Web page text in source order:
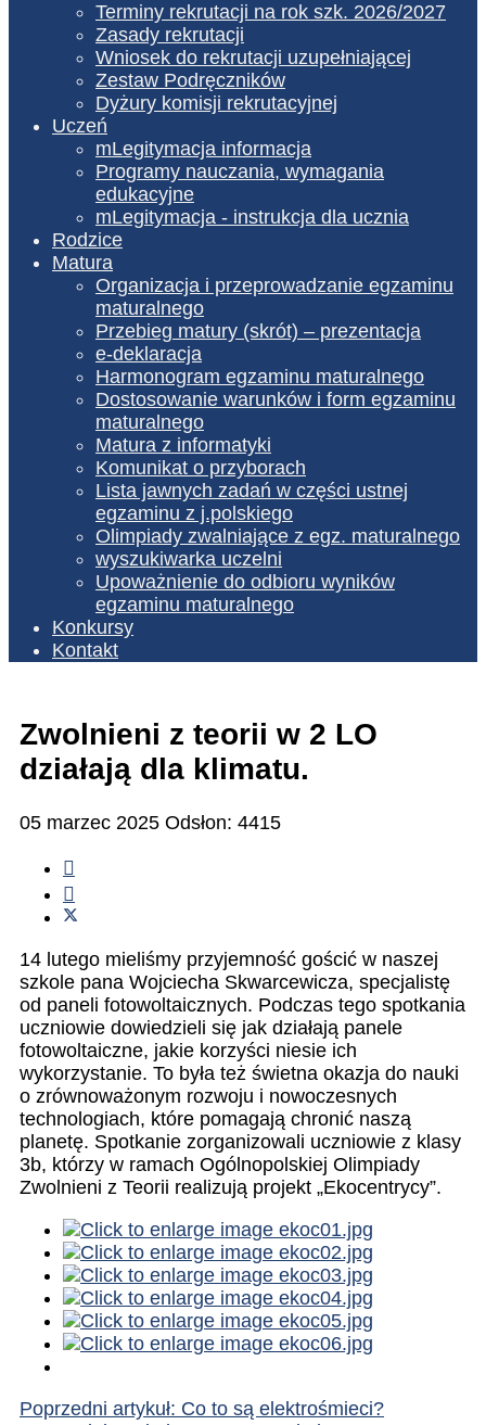
Terminy rekrutacji na rok szk. 2026/2027
Zasady rekrutacji
Wniosek do rekrutacji uzupełniającej
Zestaw Podręczników
Dyżury komisji rekrutacyjnej
Uczeń
mLegitymacja informacja
Programy nauczania, wymagania
edukacyjne
mLegitymacja - instrukcja dla ucznia
Rodzice
Matura
Organizacja i przeprowadzanie egzaminu
maturalnego
Przebieg matury (skrót) – prezentacja
e-deklaracja
Harmonogram egzaminu maturalnego
Dostosowanie warunków i form egzaminu
maturalnego
Matura z informatyki
Komunikat o przyborach
Lista jawnych zadań w części ustnej
egzaminu z j.polskiego
Olimpiady zwalniające z egz. maturalnego
wyszukiwarka uczelni
Upoważnienie do odbioru wyników
egzaminu maturalnego
Konkursy
Kontakt
Zwolnieni z teorii w 2 LO
działają dla klimatu.
05 marzec 2025 Odsłon: 4415
14 lutego mieliśmy przyjemność gościć w naszej
szkole pana Wojciecha Skwarcewicza, specjalistę
od paneli fotowoltaicznych. Podczas tego spotkania
uczniowie dowiedzieli się jak działają panele
fotowoltaiczne, jakie korzyści niesie ich
wykorzystanie. To była też świetna okazja do nauki
o zrównoważonym rozwoju i nowoczesnych
technologiach, które pomagają chronić naszą
planetę. Spotkanie zorganizowali uczniowie z klasy
3b, którzy w ramach Ogólnopolskiej Olimpiady
Zwolnieni z Teorii realizują projekt „Ekocentrycy”.
Poprzedni artykuł: Co to są elektrośmieci?